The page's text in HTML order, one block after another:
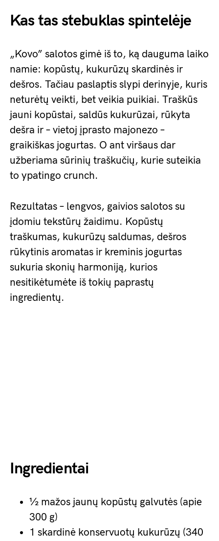
Kas tas stebuklas spintelėje
„Kovo” salotos gimė iš to, ką dauguma laiko
namie: kopūstų, kukurūzų skardinės ir
dešros. Tačiau paslaptis slypi derinyje, kuris
neturėtų veikti, bet veikia puikiai. Traškūs
jauni kopūstai, saldūs kukurūzai, rūkyta
dešra ir – vietoj įprasto majonezo –
graikiškas jogurtas. O ant viršaus dar
užberiama sūrinių traškučių, kurie suteikia
to ypatingo crunch.
Rezultatas – lengvos, gaivios salotos su
įdomiu tekstūrų žaidimu. Kopūstų
traškumas, kukurūzų saldumas, dešros
rūkytinis aromatas ir kreminis jogurtas
sukuria skonių harmoniją, kurios
nesitikėtumėte iš tokių paprastų
ingredientų.
Ingredientai
½ mažos jaunų kopūstų galvutės (apie
300 g)
1 skardinė konservuotų kukurūzų (340